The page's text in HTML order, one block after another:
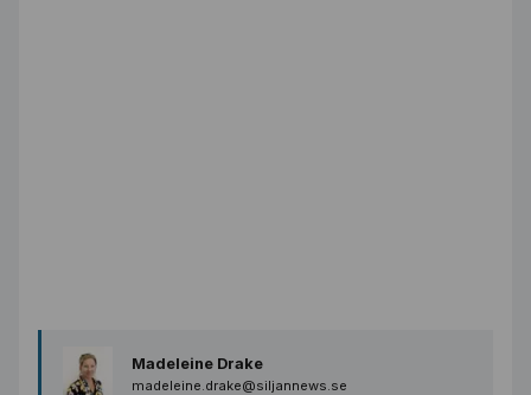
Madeleine Drake
madeleine.drake@siljannews.se